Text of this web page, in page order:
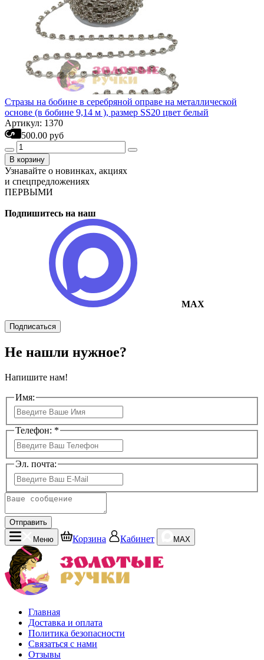
Стразы на бобине в серебряной оправе на металлической
основе (в бобине 9,14 м ), размер SS20 цвет белый
Артикул: 1370
500.00 руб
В корзину
Узнавайте о новинках, акциях
и спецпредложениях
ПЕРВЫМИ
Подпишитесь на наш
MAX
Подписаться
Не нашли нужное?
Напишите нам!
Имя:
Телефон: *
Эл. почта:
Отправить
Меню
Корзина Кабинет MAX
Главная
Доставка и оплата
Политика безопасности
Связаться с нами
Отзывы